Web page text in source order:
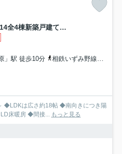
【横浜市泉区緑園7丁目21-14全4棟新築戸建て】★仲介手数料無料★（緑園義務教育学校）
」駅 徒歩10分
相鉄いずみ野線「緑園都市」駅 徒歩16分
は広さ約18帖 ◆南向きにつき陽
床暖房 ◆間接... もっと見る